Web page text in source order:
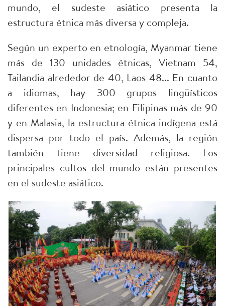
mundo, el sudeste asiático presenta la
estructura étnica más diversa y compleja.
Según un experto en etnología, Myanmar tiene
más de 130 unidades étnicas, Vietnam 54,
Tailandia alrededor de 40, Laos 48... En cuanto
a idiomas, hay 300 grupos lingüísticos
diferentes en Indonesia; en Filipinas más de 90
y en Malasia, la estructura étnica indígena está
dispersa por todo el país. Además, la región
también tiene diversidad religiosa. Los
principales cultos del mundo están presentes
en el sudeste asiático.